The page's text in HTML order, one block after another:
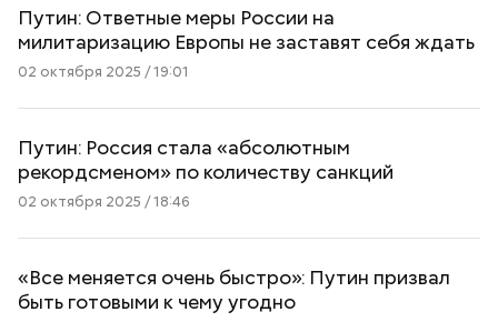
Путин: Ответные меры России на
милитаризацию Европы не заставят себя ждать
02 октября 2025 / 19:01
Путин: Россия стала «абсолютным
рекордсменом» по количеству санкций
02 октября 2025 / 18:46
«Все меняется очень быстро»: Путин призвал
быть готовыми к чему угодно